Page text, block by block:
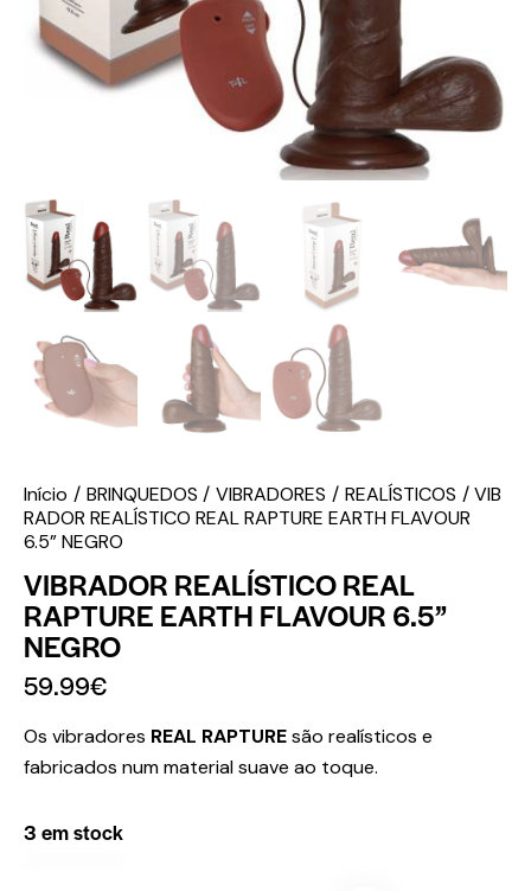
Início BRINQUEDOS VIBRADORES REALÍSTICOS
VIB
RADOR REALÍSTICO REAL RAPTURE EARTH FLAVOUR
6.5” NEGRO
VIBRADOR REALÍSTICO REAL
RAPTURE EARTH FLAVOUR 6.5”
NEGRO
59.99€
Os vibradores REAL RAPTUREsão realísticos e
fabricados num material suave ao toque.
3 em stock